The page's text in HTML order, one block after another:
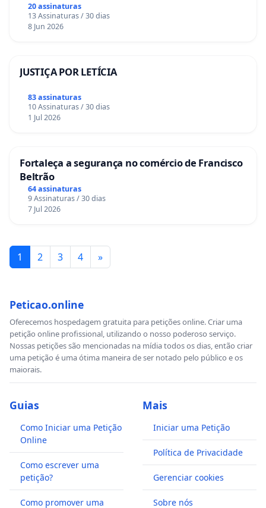
20 assinaturas
13 Assinaturas / 30 dias
8 Jun 2026
JUSTIÇA POR LETÍCIA
83 assinaturas
10 Assinaturas / 30 dias
1 Jul 2026
Fortaleça a segurança no comércio de Francisco
Beltrão
64 assinaturas
9 Assinaturas / 30 dias
7 Jul 2026
1 2 3 4 »
Peticao.online
Oferecemos hospedagem gratuita para petições online. Criar uma
petição online profissional, utilizando o nosso poderoso serviço.
Nossas petições são mencionadas na mídia todos os dias, então criar
uma petição é uma ótima maneira de ser notado pelo público e os
maiorais.
Guias
Como Iniciar uma Petição
Online
Como escrever uma
petição?
Como promover uma
Mais
Iniciar uma Petição
Política de Privacidade
Gerenciar cookies
Sobre nós